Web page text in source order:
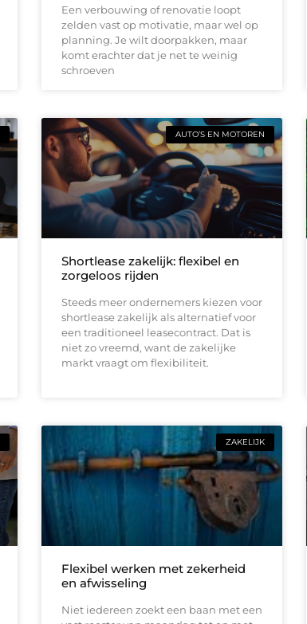
Een verbouwing of renovatie loopt
zelden vast op motivatie, maar wel op
planning. Je wilt doorpakken, maar
komt erachter dat je net te weinig
schroeven
AUTO’S EN MOTOREN
Shortlease zakelijk: flexibel en
zorgeloos rijden
Steeds meer ondernemers kiezen voor
shortlease zakelijk als alternatief voor
een traditioneel leasecontract. Dat is
niet zo vreemd, want de zakelijke
markt vraagt om flexibiliteit.
ZAKELIJK
Flexibel werken met zekerheid
en afwisseling
Niet iedereen zoekt een baan met een